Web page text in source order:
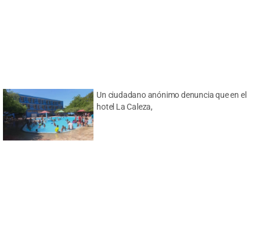
Un ciudadano anónimo denuncia que en el
hotel La Caleza,